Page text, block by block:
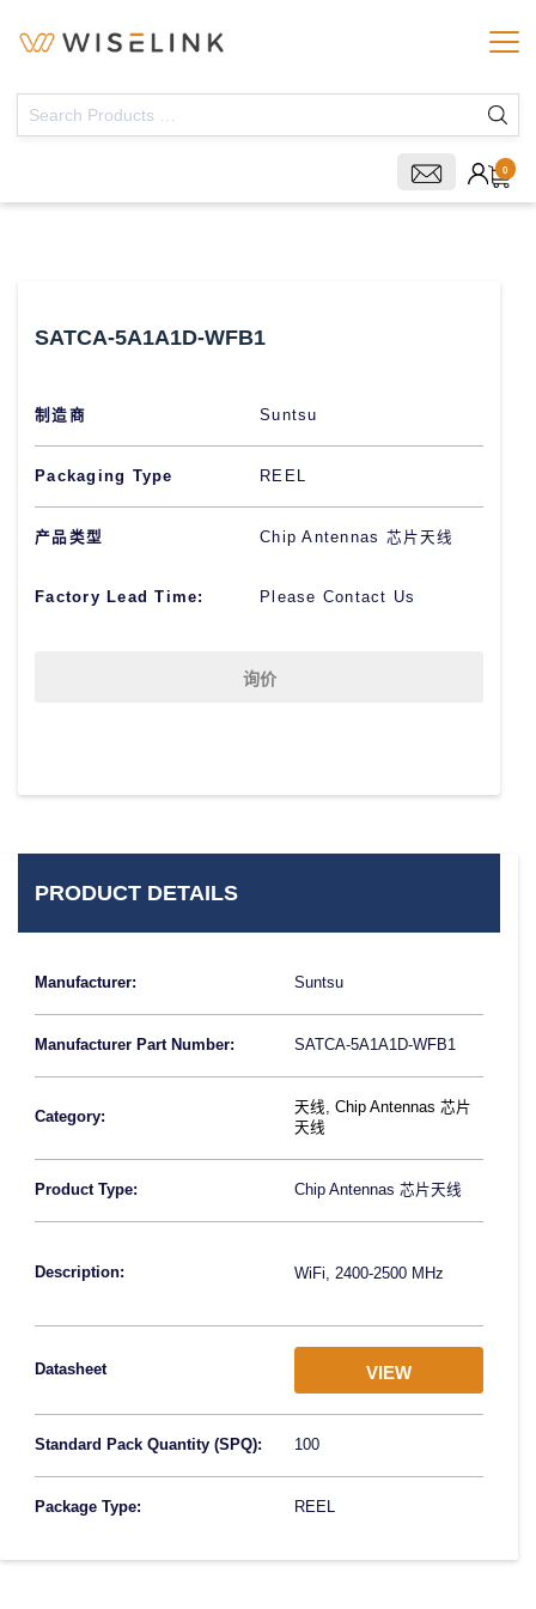
0
SATCA-5A1A1D-WFB1
制造商 Suntsu
Packaging Type REEL
产品类型 Chip Antennas 芯片天线
Factory Lead Time: Please Contact Us
询价
PRODUCT DETAILS
Manufacturer: Suntsu
Manufacturer Part Number: SATCA-5A1A1D-WFB1
Category:
天线, Chip Antennas 芯片
天线
Product Type: Chip Antennas 芯片天线
Description: WiFi, 2400-2500 MHz
Datasheet VIEW
Standard Pack Quantity (SPQ): 100
Package Type: REEL